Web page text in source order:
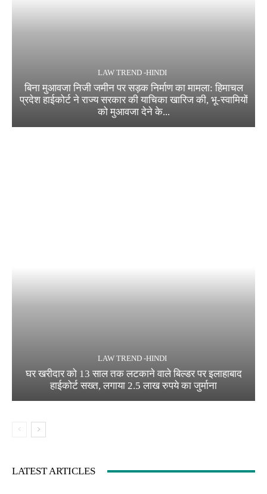
LAW TREND -HINDI
बिना मुआवजा निजी जमीन पर सड़क निर्माण का मामला: हिमाचल
प्रदेश हाईकोर्ट ने राज्य सरकार की याचिका खारिज की, भू-स्वामियों
को मुआवजा देने के...
LAW TREND -HINDI
घर खरीदार को 13 साल तक लटकाने वाले बिल्डर पर इलाहाबाद
हाईकोर्ट सख्त, लगाया 2.5 लाख रुपये का जुर्माना
LATEST ARTICLES